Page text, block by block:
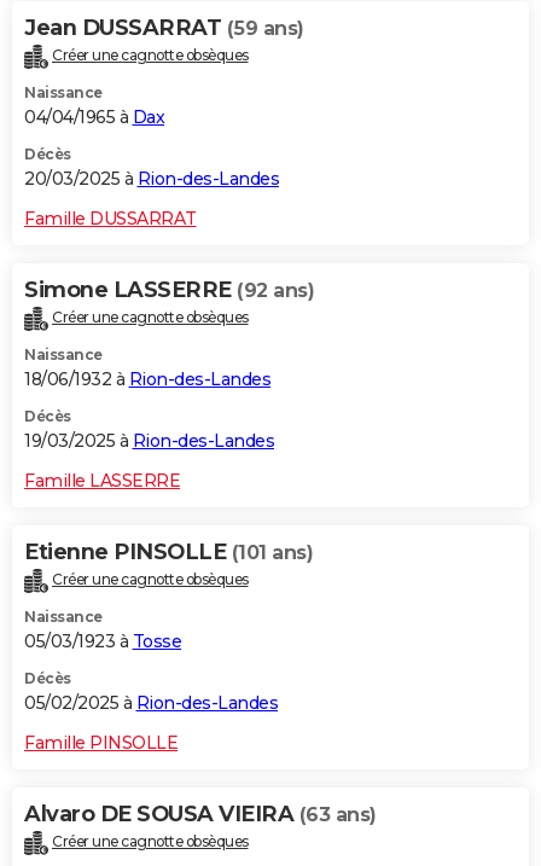
Jean DUSSARRAT (59 ans)
Créer une cagnotte obsèques
Naissance
04/04/1965 à Dax
Décès
20/03/2025 à Rion-des-Landes
Famille DUSSARRAT
Simone LASSERRE (92 ans)
Créer une cagnotte obsèques
Naissance
18/06/1932 à Rion-des-Landes
Décès
19/03/2025 à Rion-des-Landes
Famille LASSERRE
Etienne PINSOLLE (101 ans)
Créer une cagnotte obsèques
Naissance
05/03/1923 à Tosse
Décès
05/02/2025 à Rion-des-Landes
Famille PINSOLLE
Alvaro DE SOUSA VIEIRA (63 ans)
Créer une cagnotte obsèques